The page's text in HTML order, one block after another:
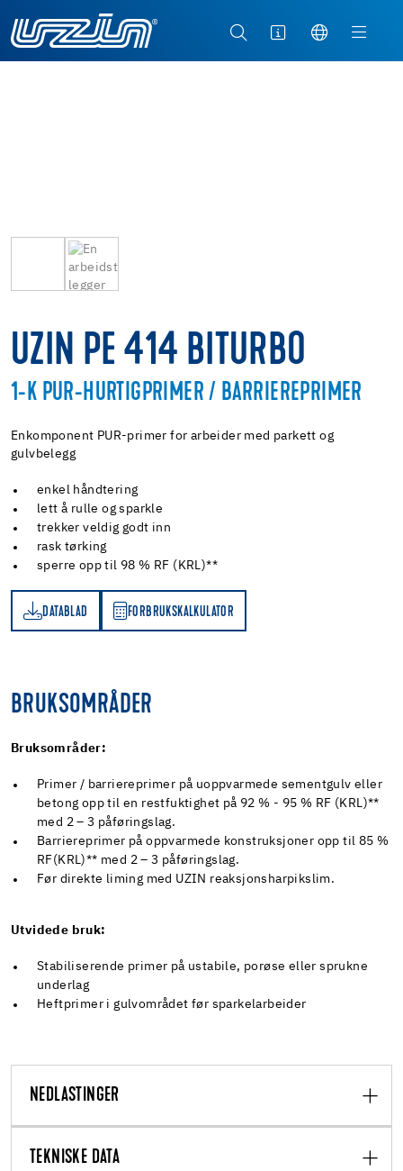
UZIN PE 414 BITURBO
1-K PUR-HURTIGPRIMER / BARRIEREPRIMER
Enkomponent PUR-primer for arbeider med parkett og
gulvbelegg
enkel håndtering
lett å rulle og sparkle
trekker veldig godt inn
rask tørking
sperre opp til 98 % RF (KRL)**
DATABLAD FORBRUKSKALKULATOR
BRUKSOMRÅDER
Bruksområder:
Primer / barriereprimer på uoppvarmede sementgulv eller
betong opp til en restfuktighet på 92 % - 95 % RF (KRL)**
med 2 – 3 påføringslag.
Barriereprimer på oppvarmede konstruksjoner opp til 85 %
RF(KRL)** med 2 – 3 påføringslag.
Før direkte liming med UZIN reaksjonsharpikslim.
Utvidede bruk:
Stabiliserende primer på ustabile, porøse eller sprukne
underlag
Heftprimer i gulvområdet før sparkelarbeider
NEDLASTINGER
TEKNISKE DATA